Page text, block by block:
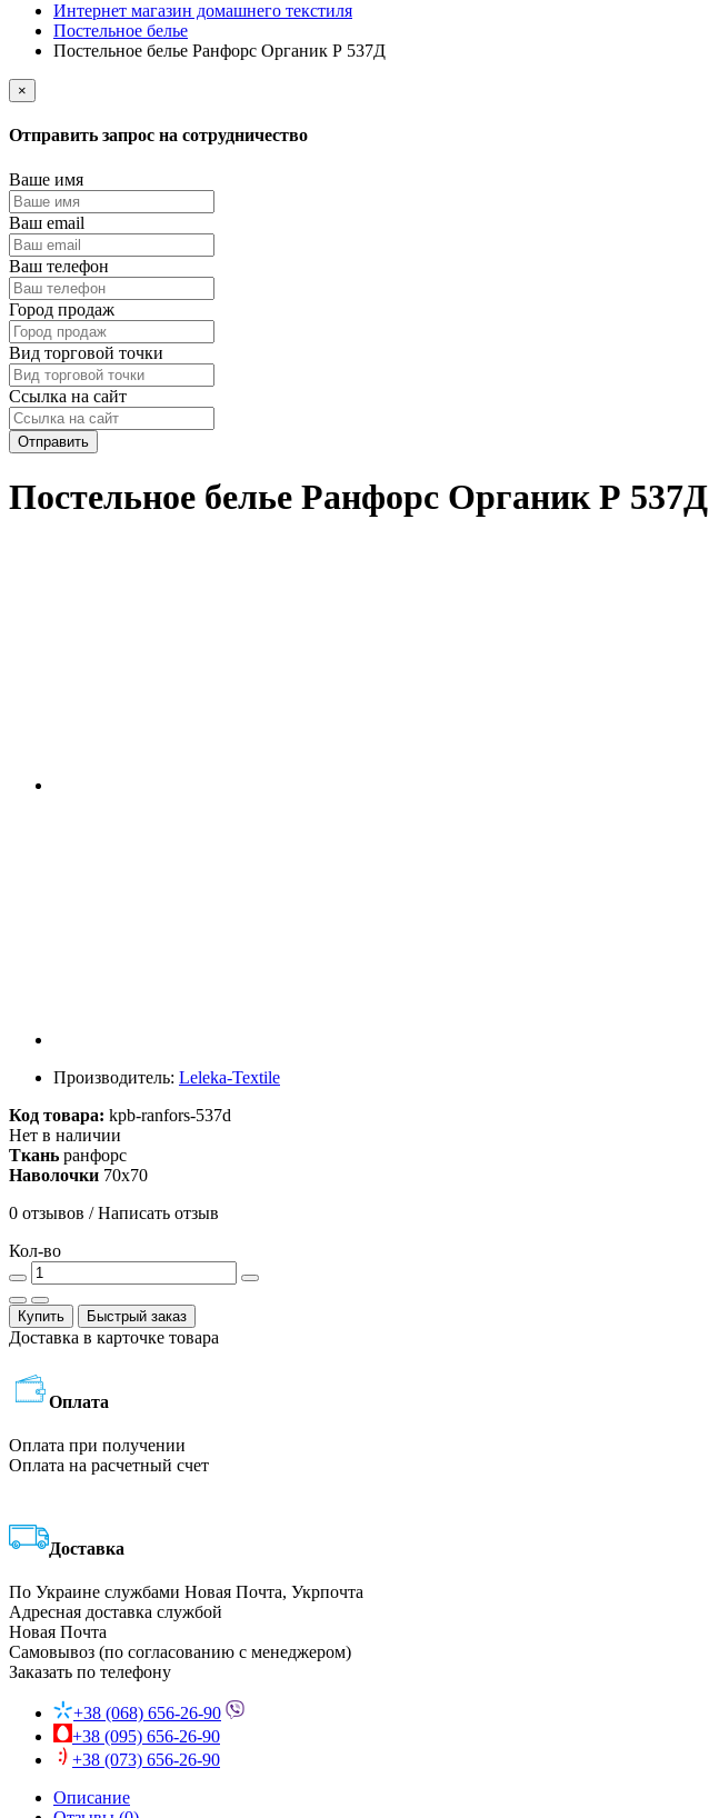
Интернет магазин домашнего текстиля
Постельное белье
Постельное белье Ранфорс Органик Р 537Д
×
Отправить запрос на сотрудничество
Ваше имя
Ваш email
Ваш телефон
Город продаж
Вид торговой точки
Ссылка на сайт
Отправить
Постельное белье Ранфорс Органик Р 537Д
Производитель: Leleka-Textile
Код товара: kpb-ranfors-537d
Нет в наличии
Ткань ранфорс
Наволочки 70х70
0 отзывов /Написать отзыв
Кол-во
Купить Быстрый заказ
Доставка в карточке товара
Оплата
Оплата при получении
Оплата на расчетный счет
Доставка
По Украине службами Новая Почта, Укрпочта
Адресная доставка службой
Новая Почта
Самовывоз (по согласованию с менеджером)
Заказать по телефону
+38 (068) 656-26-90
+38 (095) 656-26-90
+38 (073) 656-26-90
Описание